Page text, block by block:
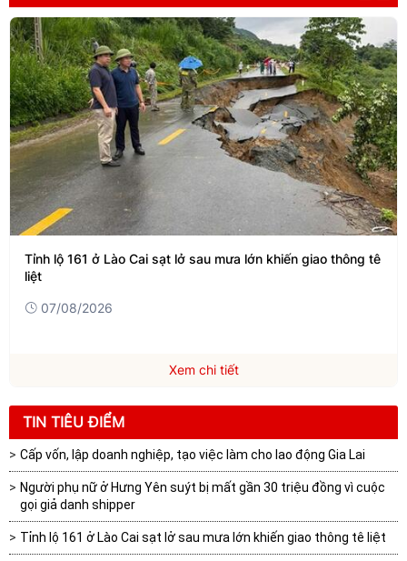
Tỉnh lộ 161 ở Lào Cai sạt lở sau mưa lớn khiến giao thông tê
liệt
07/08/2026
Xem chi tiết
TIN TIÊU ĐIỂM
Cấp vốn, lập doanh nghiệp, tạo việc làm cho lao động Gia Lai
Người phụ nữ ở Hưng Yên suýt bị mất gần 30 triệu đồng vì cuộc
gọi giả danh shipper
Tỉnh lộ 161 ở Lào Cai sạt lở sau mưa lớn khiến giao thông tê liệt